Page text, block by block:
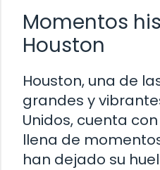
Momentos
Houston
Houston, una de
grandes y
Unidos, cuenta
llena de
han dejado su